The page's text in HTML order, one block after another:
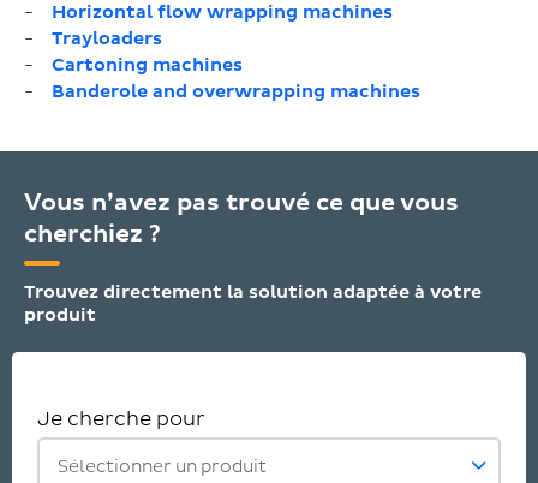
Horizontal flow wrapping machines
Trayloaders
Cartoning machines
Banderole and overwrapping machines
Vous n’avez pas trouvé ce que vous
cherchiez ?
Trouvez directement la solution adaptée à votre
produit
Je cherche pour
Sélectionner un produit